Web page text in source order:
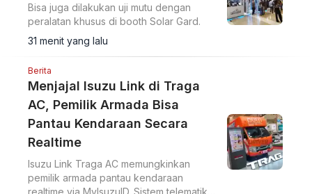
Bisa juga dilakukan uji mutu dengan
peralatan khusus di booth Solar Gard.
31 menit yang lalu
Berita
Menjajal Isuzu Link di Traga
AC, Pemilik Armada Bisa
Pantau Kendaraan Secara
Realtime
Isuzu Link Traga AC memungkinkan
pemilik armada pantau kendaraan
realtime via MyIsuzuID. Sistem telematika